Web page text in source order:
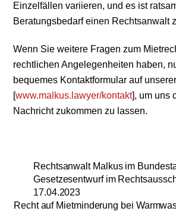
Einzelfällen variieren, und es ist
Beratungsbedarf einen Rechtsanwalt
Wenn Sie weitere Fragen zum
rechtlichen Angelegenheiten haben,
bequemes Kontaktformular auf
[www.malkus.lawyer/kontakt], um uns
Nachricht zukommen zu lassen.
Rechtsanwalt Malkus im
Gesetzesentwurf im
17.04.2023
Recht auf Mietminderung bei